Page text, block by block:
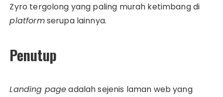
Zyro tergolong yang paling murah ketimbang di
platformserupa lainnya.
Penutup
Landing pageadalah sejenis laman web yang